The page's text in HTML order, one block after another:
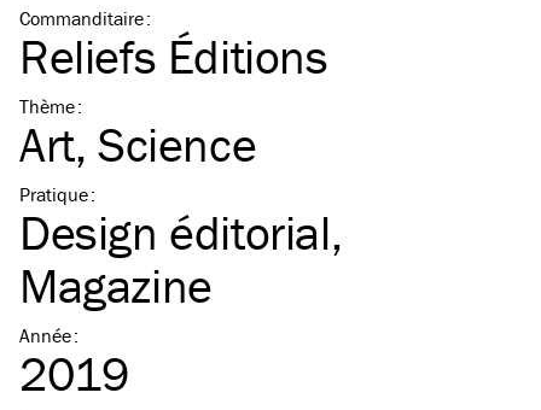
Commanditaire:
Reliefs Éditions
Thème:
Art Science
Pratique:
Design éditorial
Magazine
Année:
2019